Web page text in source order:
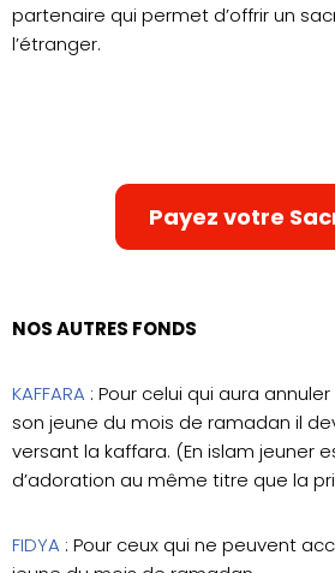
partenaire qui permet d’offrir un
l’étranger.
Payez votre
NOS AUTRES FONDS
KAFFARA : Pour celui qui aura
son jeune du mois de ramadan il
versant la kaffara. (En islam jeuner
d’adoration au même titre que la
FIDYA : Pour ceux qui ne peuvent